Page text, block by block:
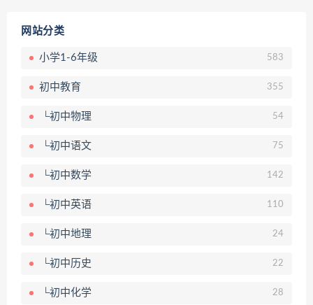
网站分类
小学1-6年级 583
初中教育 355
└初中物理 54
└初中语文 75
└初中数学 142
└初中英语 110
└初中地理 24
└初中历史 22
└初中化学 28